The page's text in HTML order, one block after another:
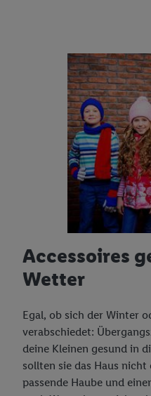
Accessoires
Wetter
Egal, ob sich der Winter
verabschiedet:
deine Kleinen gesund in
sollten sie das Haus
passende Haube und